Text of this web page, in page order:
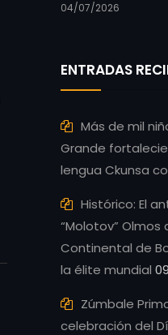
04/07/2026
ENTRADAS
Más de mil
Grande
lengua Ckunsa
Histórico: El
“Molotov”
Continental de
la élite mundial
Zúmbale
celebración del